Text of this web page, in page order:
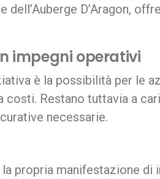
dell’Auberge D’Aragon,
impegni operativi
è la possibilità per le
costi. Restano tuttavia a
necessarie.
propria manifestazione di